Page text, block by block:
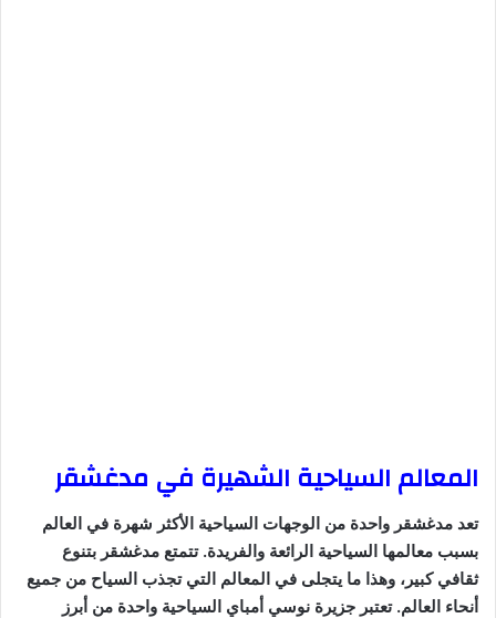
المعالم السياحية الشهيرة في مدغشقر
تعد مدغشقر واحدة من الوجهات السياحية الأكثر شهرة في العالم
بسبب معالمها السياحية الرائعة والفريدة. تتمتع مدغشقر بتنوع
ثقافي كبير، وهذا ما يتجلى في المعالم التي تجذب السياح من جميع
أنحاء العالم. تعتبر جزيرة نوسي أمباي السياحية واحدة من أبرز